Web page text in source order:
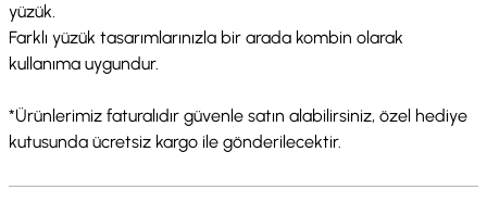
yüzük.
Farklı yüzük tasarımlarınızla bir arada kombin olarak
kullanıma uygundur.
*Ürünlerimiz faturalıdır güvenle satın alabilirsiniz, özel hediye
kutusunda ücretsiz kargo ile gönderilecektir.